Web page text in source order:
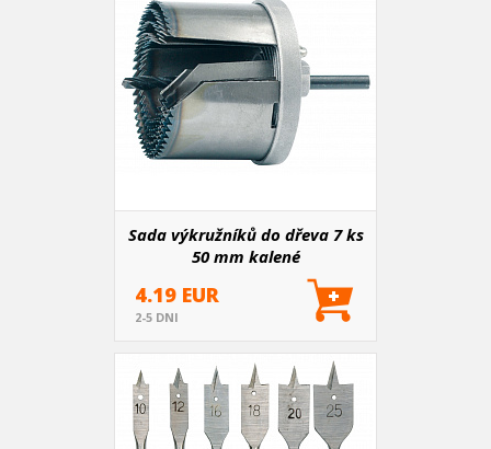
Sada výkružníků do dřeva 7 ks
50 mm kalené
4.19 EUR
2-5 DNI